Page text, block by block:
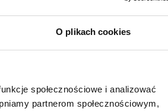
O plikach cookies
społecznościowe i analizować
partnerom społecznościowym,